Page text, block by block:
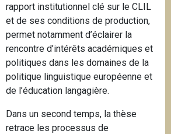
rapport institutionnel clé sur le CLIL
et de ses conditions de production,
permet notamment d’éclairer la
rencontre d’intérêts académiques et
politiques dans les domaines de la
politique linguistique européenne et
de l’éducation langagière.
Dans un second temps, la thèse
retrace les processus de